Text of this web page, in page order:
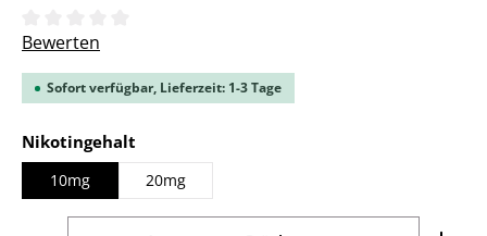
Durchschnittliche Bewertung von 0 von 5 Sternen
Bewerten
Sofort verfügbar, Lieferzeit: 1-3 Tage
Nikotingehalt
10mg 20mg
Produkt Anzahl: Gib den gewünschten Wert ein